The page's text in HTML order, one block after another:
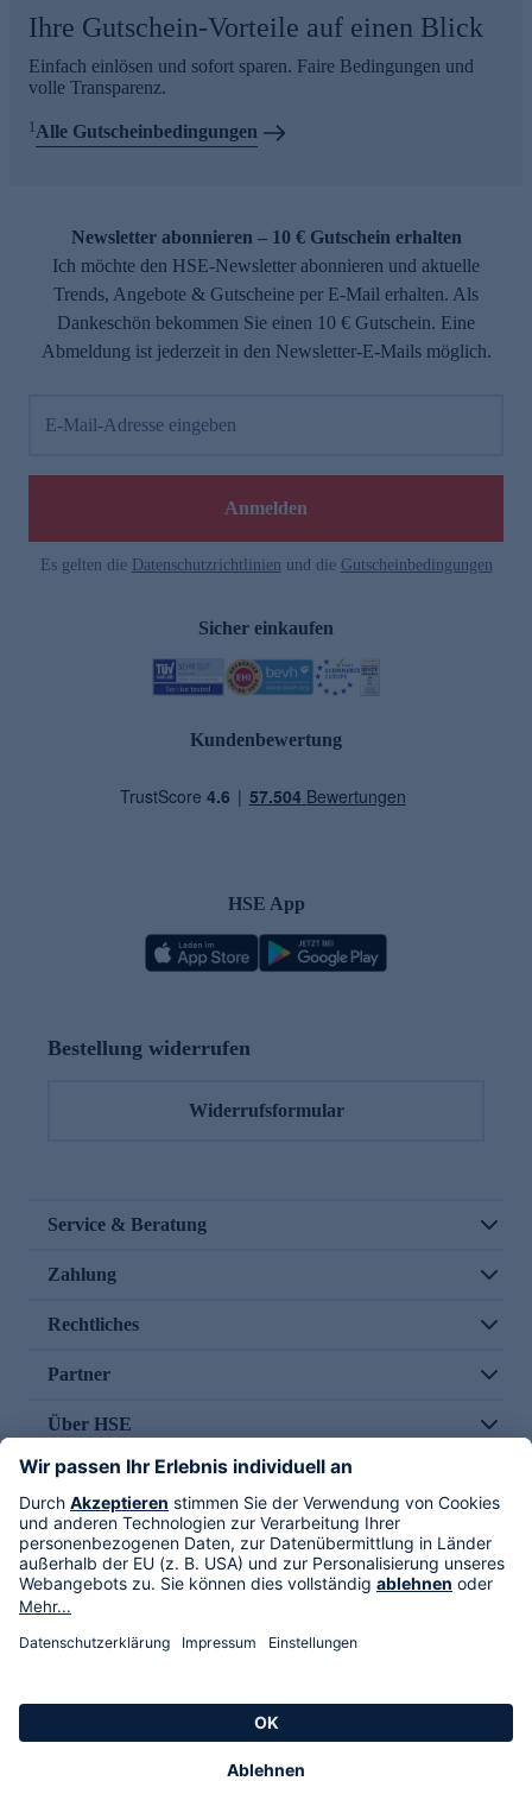
Ihre Gutschein-Vorteile auf einen Blick
Einfach einlösen und sofort sparen. Faire Bedingungen und
volle Transparenz.
1Alle Gutscheinbedingungen
Newsletter abonnieren – 10 € Gutschein erhalten
Ich möchte den HSE-Newsletter abonnieren und aktuelle
Trends, Angebote & Gutscheine per E-Mail erhalten. Als
Dankeschön bekommen Sie einen 10 € Gutschein. Eine
Abmeldung ist jederzeit in den Newsletter-E-Mails möglich.
E-Mail-Adresse eingeben
Anmelden
Es gelten die Datenschutzrichtlinien und die Gutscheinbedingungen
Sicher einkaufen
Kundenbewertung
HSE App
Bestellung widerrufen
Widerrufsformular
Service & Beratung
Zahlung
Rechtliches
Partner
Über HSE
Im TV
HSE International